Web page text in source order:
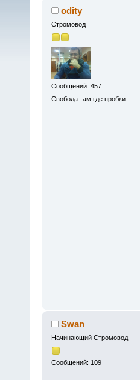
раз)odity
Стромовод
Сообщений: 457
Свобода там где пробки
Swan
Начинающий Стромовод
Сообщений: 109